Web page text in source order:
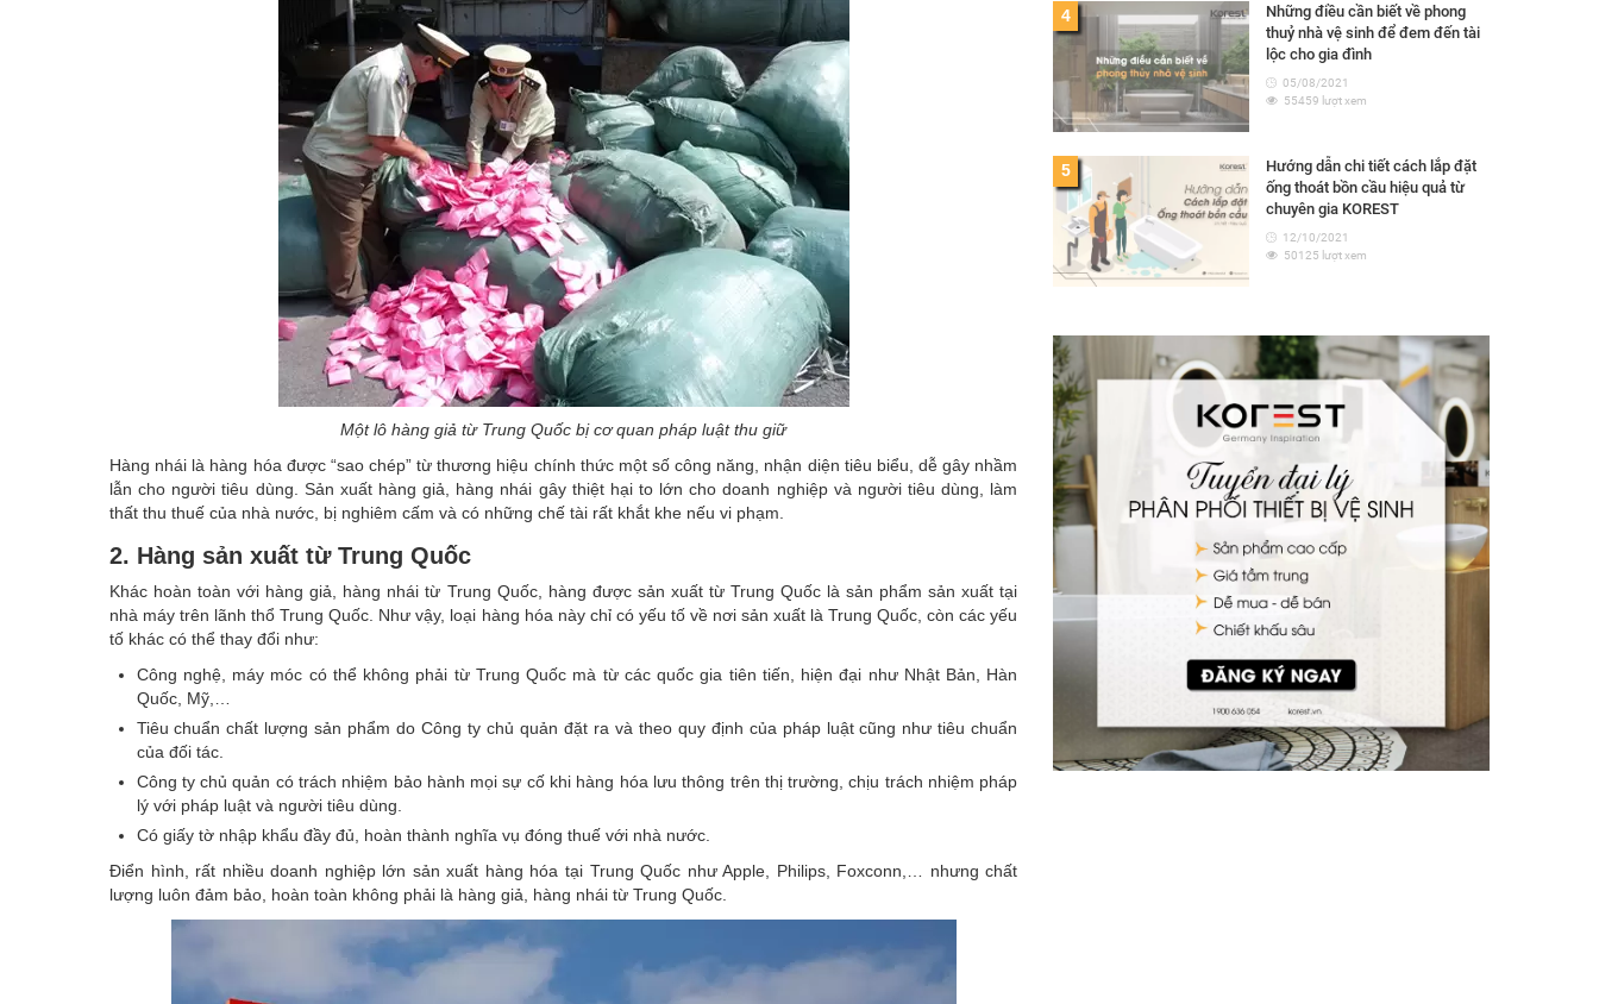
Một lô hàng giả từ Trung Quốc bị cơ quan pháp luật thu giữ
Hàng nhái là hàng hóa được “sao chép” từ thương hiệu chính thức một số công năng, nhận diện tiêu biểu, dễ gây nhầm
lẫn cho người tiêu dùng. Sản xuất hàng giả, hàng nhái gây thiệt hại to lớn cho doanh nghiệp và người tiêu dùng, làm
thất thu thuế của nhà nước, bị nghiêm cấm và có những chế tài rất khắt khe nếu vi phạm.
2. Hàng sản xuất từ Trung Quốc
Khác hoàn toàn với hàng giả, hàng nhái từ Trung Quốc, hàng được sản xuất từ Trung Quốc là sản phẩm sản xuất tại
nhà máy trên lãnh thổ Trung Quốc. Như vậy, loại hàng hóa này chỉ có yếu tố về nơi sản xuất là Trung Quốc, còn các yếu
tố khác có thể thay đổi như:
Công nghệ, máy móc có thể không phải từ Trung Quốc mà từ các quốc gia tiên tiến, hiện đại như Nhật Bản, Hàn
Quốc, Mỹ,…
Tiêu chuẩn chất lượng sản phẩm do Công ty chủ quản đặt ra và theo quy định của pháp luật cũng như tiêu chuẩn
của đối tác.
Công ty chủ quản có trách nhiệm bảo hành mọi sự cố khi hàng hóa lưu thông trên thị trường, chịu trách nhiệm pháp
lý với pháp luật và người tiêu dùng.
Có giấy tờ nhập khẩu đầy đủ, hoàn thành nghĩa vụ đóng thuế với nhà nước.
Điển hình, rất nhiều doanh nghiệp lớn sản xuất hàng hóa tại Trung Quốc như Apple, Philips, Foxconn,… nhưng chất
lượng luôn đảm bảo, hoàn toàn không phải là hàng giả, hàng nhái từ Trung Quốc.
4
Những điều cần biết về phong
thuỷ nhà vệ sinh để đem đến tài
lộc cho gia đình
05/08/2021
55459 lượt xem
5
Hướng dẫn chi tiết cách lắp đặt
ống thoát bồn cầu hiệu quả từ
chuyên gia KOREST
12/10/2021
50125 lượt xem